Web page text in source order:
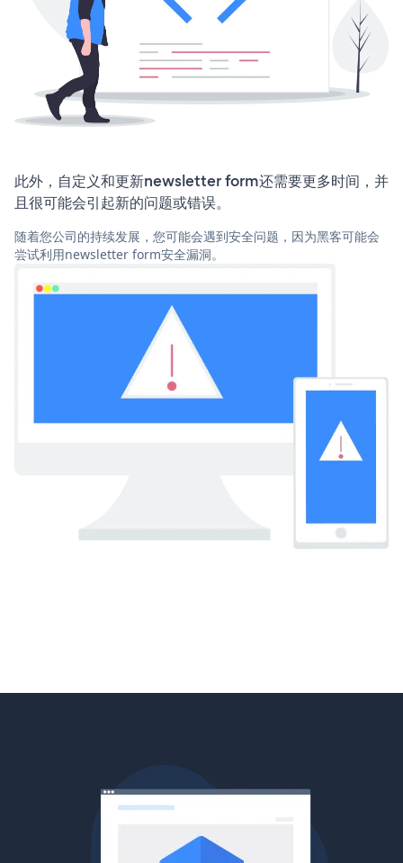
此外，自定义和更新newsletter form还需要更多时间，并
且很可能会引起新的问题或错误。
随着您公司的持续发展，您可能会遇到安全问题，因为黑客可能会
尝试利用newsletter form安全漏洞。